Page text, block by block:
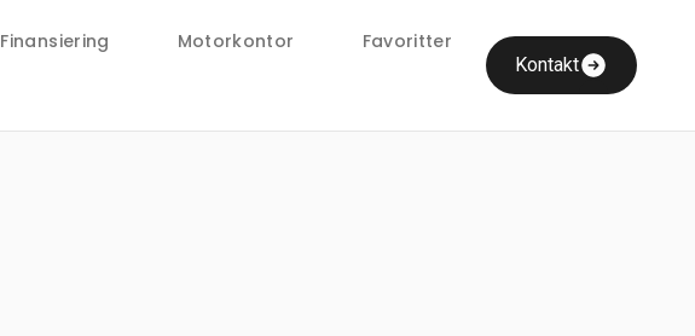
Finansiering Motorkontor Favoritter
Kontakt